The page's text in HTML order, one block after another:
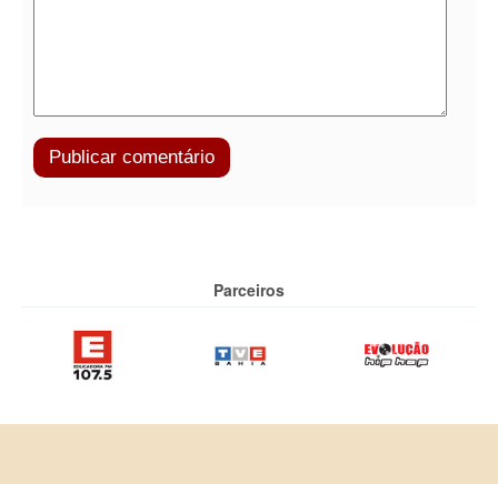
Parceiros